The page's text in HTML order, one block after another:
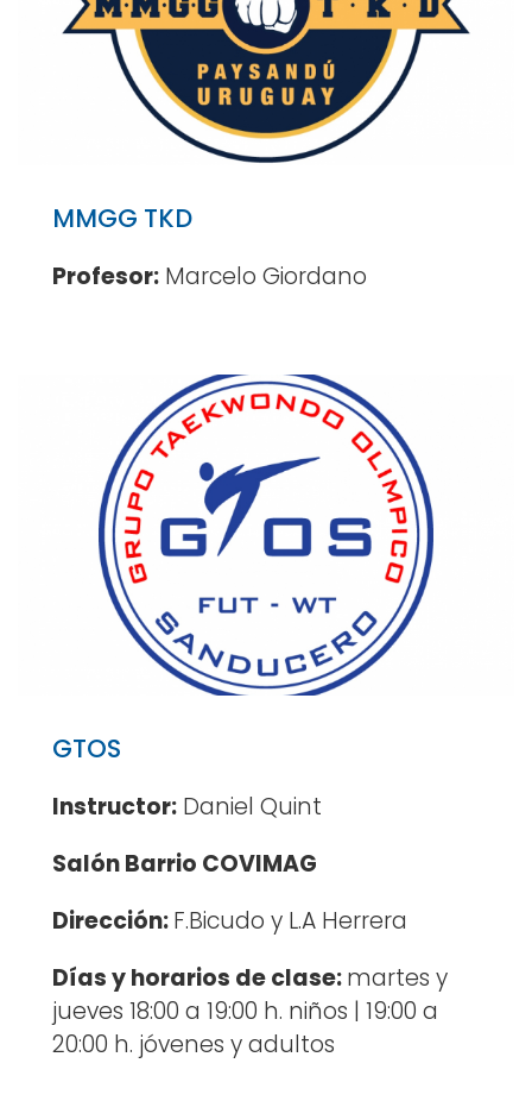
MMGG TKD
Profesor:Marcelo Giordano
GTOS
Instructor:Daniel Quint
Salón Barrio COVIMAG
Dirección:F.Bicudo y L.A Herrera
Días y horarios de clase:martes y
jueves 18:00 a 19:00 h. niños | 19:00 a
20:00 h. jóvenes y adultos